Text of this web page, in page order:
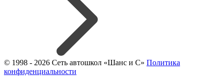
© 1998 - 2026 Сеть автошкол «Шанс и С» Политика
конфиденциальности